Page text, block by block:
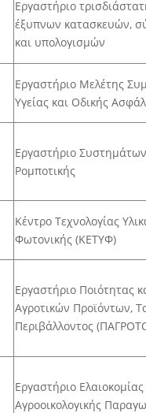
Εργαστήριο
έξυπνων κατασκευών,
και υπολογισμών
Εργαστήριο Μελέτης
Υγείας και Οδικής
Εργαστήριο
Ρομποτικής
Κέντρο Τεχνολογίας
Φωτονικής (ΚΕΤΥΦ)
Εργαστήριο Ποιότητας
Αγροτικών Προϊόντων,
Περιβάλλοντος
Εργαστήριο
Αγροοικολογικής